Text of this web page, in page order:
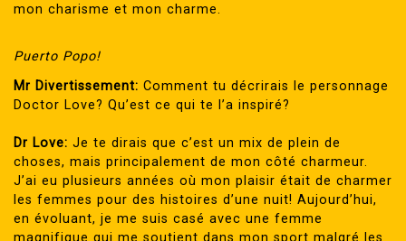
mon charisme et mon charme.
Puerto Popo!
Mr Divertissement: Comment tu décrirais le personnage
Doctor Love? Qu’est ce qui te l’a inspiré?
Dr Love: Je te dirais que c’est un mix de plein de
choses, mais principalement de mon côté charmeur.
J’ai eu plusieurs années où mon plaisir était de charmer
les femmes pour des histoires d’une nuit! Aujourd’hui,
en évoluant, je me suis casé avec une femme